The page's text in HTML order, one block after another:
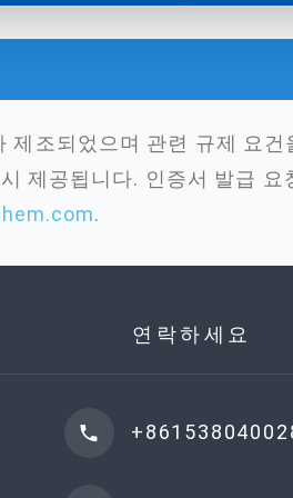
제조되었으며 관련 규제 요건
제공됩니다. 인증서 발급
.
연락하세요